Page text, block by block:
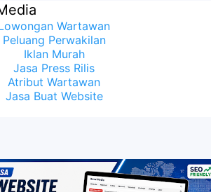
Wartawan
Peluang Perwakilan
Iklan Murah
Jasa Press Rilis
Atribut Wartawan
Jasa Buat Website